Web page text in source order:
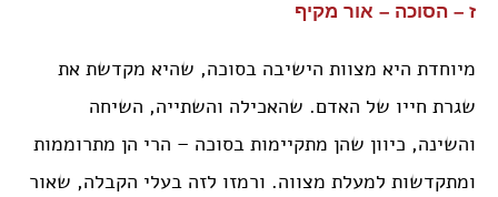
ז – הסוכה – אור מקיף
מיוחדת היא מצוות הישיבה בסוכה, שהיא מקדשת את
שגרת חייו של האדם. שהאכילה והשתייה, השיחה
והשינה, כיוון שהן מתקיימות בסוכה – הרי הן מתרוממות
ומתקדשות למעלת מצווה. ורמזו לזה בעלי הקבלה, שאור